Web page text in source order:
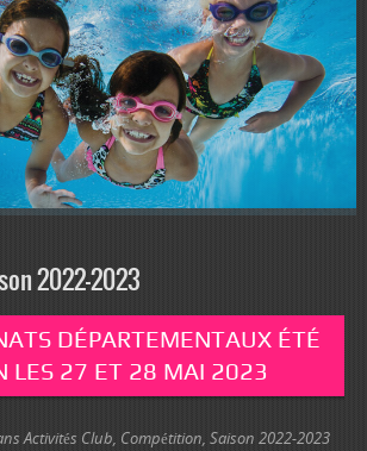
2022-2023
DÉPARTEMENTAUX ÉTÉ
LES 27 ET 28 MAI 2023
Activités Club, Compétition, Saison 2022-2023